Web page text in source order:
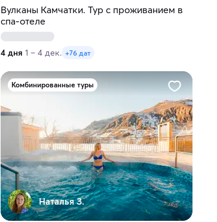
Вулканы Камчатки. Тур с проживанием в
спа-отеле
4 дня 1 – 4 дек. +76 дат
Комбинированные туры
Наталья З.